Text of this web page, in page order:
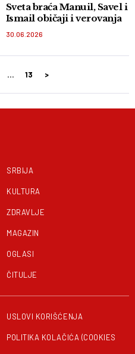
Sveta braća Manuil, Savel i
Ismail običaji i verovanja
30.06.2026
Kretanje
članaka
… 13 >
SRBIJA
KULTURA
ZDRAVLJE
MAGAZIN
OGLASI
ČITULJE
USLOVI KORIŠĆENJA
POLITIKA KOLAČIĆA (COOKIES